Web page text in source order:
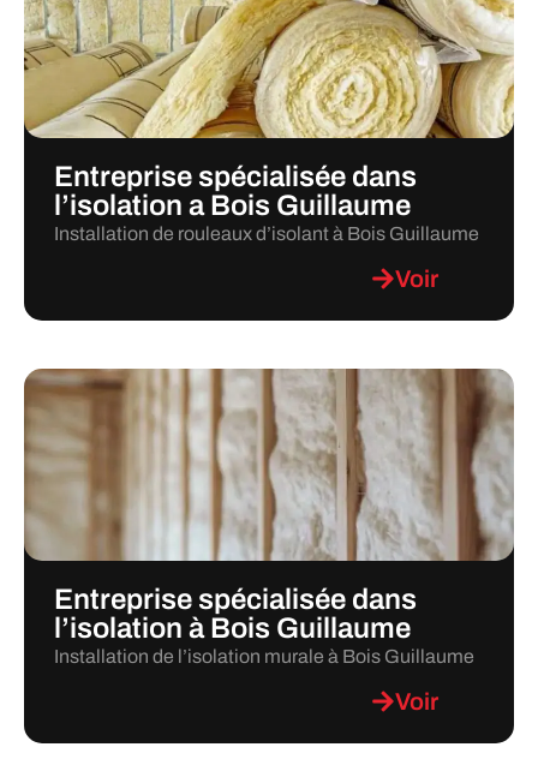
Entreprise spécialisée dans
l’isolation a Bois Guillaume
Installation de rouleaux d’isolant à Bois Guillaume
Voir
Entreprise spécialisée dans
l’isolation à Bois Guillaume
Installation de l’isolation murale à Bois Guillaume
Voir